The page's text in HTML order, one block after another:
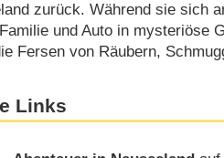
zurück. Während sie sich
und Auto in mysteriöse
Fersen von Räubern,
Links